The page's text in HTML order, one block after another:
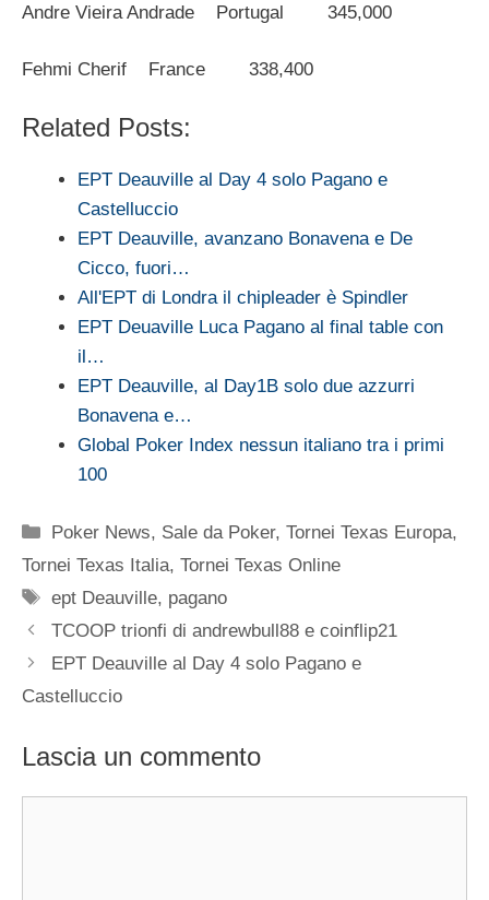
Andre Vieira Andrade Portugal 345,000
Fehmi Cherif France 338,400
Related Posts:
EPT Deauville al Day 4 solo Pagano e
Castelluccio
EPT Deauville, avanzano Bonavena e De
Cicco, fuori…
All'EPT di Londra il chipleader è Spindler
EPT Deuaville Luca Pagano al final table con
il…
EPT Deauville, al Day1B solo due azzurri
Bonavena e…
Global Poker Index nessun italiano tra i primi
100
Categorie
Poker News, Sale da Poker,Tornei Texas Europa,
Tornei Texas Italia, Tornei Texas Online
Tag
ept Deauville, pagano
TCOOP trionfi di andrewbull88 e coinflip21
EPT Deauville al Day 4 solo Pagano e
Castelluccio
Lascia un commento